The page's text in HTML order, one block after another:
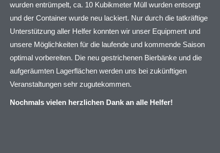
wurden entrümpelt, ca. 10 Kubikmeter Müll wurden entsorgt
und der Container wurde neu lackiert. Nur durch die tatkräftige
Unterstützung aller Helfer konnten wir unser Equipment und
unsere Möglichkeiten für die laufende und kommende Saison
optimal vorbereiten. Die neu gestrichenen Bierbänke und die
aufgeräumten Lagerflächen werden uns bei zukünftigen
Veranstaltungen sehr zugutekommen.
Nochmals vielen herzlichen Dank an alle Helfer!